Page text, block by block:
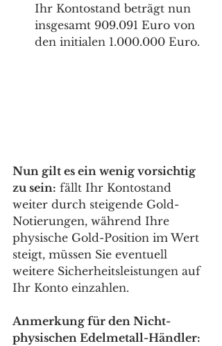
Ihr Kontostand beträgt nun
insgesamt 909.091 Euro von
den initialen 1.000.000 Euro.
Nun gilt es ein wenig vorsichtig
zu sein: fällt Ihr Kontostand
weiter durch steigende Gold-
Notierungen, während Ihre
physische Gold-Position im Wert
steigt, müssen Sie eventuell
weitere Sicherheitsleistungen auf
Ihr Konto einzahlen.
Anmerkung für den Nicht-
physischen Edelmetall-Händler: